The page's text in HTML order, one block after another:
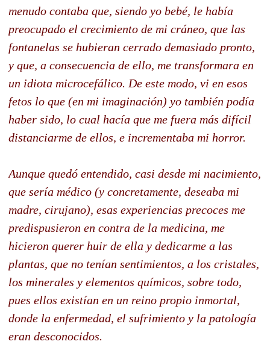
menudo contaba que, siendo yo bebé, le había
preocupado el crecimiento de mi cráneo, que las
fontanelas se hubieran cerrado demasiado pronto,
y que, a consecuencia de ello, me transformara en
un idiota microcefálico. De este modo, vi en esos
fetos lo que (en mi imaginación) yo también podía
haber sido, lo cual hacía que me fuera más difícil
distanciarme de ellos, e incrementaba mi horror.
Aunque quedó entendido, casi desde mi nacimiento,
que sería médico (y concretamente, deseaba mi
madre, cirujano), esas experiencias precoces me
predispusieron en contra de la medicina, me
hicieron querer huir de ella y dedicarme a las
plantas, que no tenían sentimientos, a los cristales,
los minerales y elementos químicos, sobre todo,
pues ellos existían en un reino propio inmortal,
donde la enfermedad, el sufrimiento y la patología
eran desconocidos.